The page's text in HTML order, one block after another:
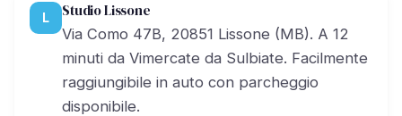
L Studio Lissone
Via Como 47B, 20851 Lissone (MB). A 12
minuti da Vimercate da Sulbiate. Facilmente
raggiungibile in auto con parcheggio
disponibile.